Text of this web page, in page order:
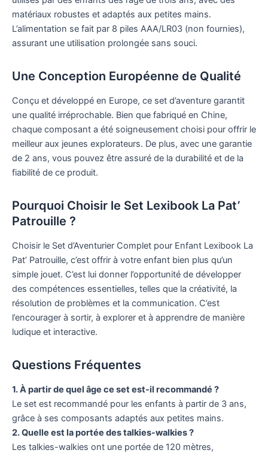
matériaux robustes et adaptés aux petites mains.
L’alimentation se fait par 8 piles AAA/LR03 (non fournies),
assurant une utilisation prolongée sans souci.
Une Conception Européenne de Qualité
Conçu et développé en Europe, ce set d’aventure garantit
une qualité irréprochable. Bien que fabriqué en Chine,
chaque composant a été soigneusement choisi pour offrir le
meilleur aux jeunes explorateurs. De plus, avec une garantie
de 2 ans, vous pouvez être assuré de la durabilité et de la
fiabilité de ce produit.
Pourquoi Choisir le Set Lexibook La Pat’
Patrouille ?
Choisir le Set d’Aventurier Complet pour Enfant Lexibook La
Pat’ Patrouille, c’est offrir à votre enfant bien plus qu’un
simple jouet. C’est lui donner l’opportunité de développer
des compétences essentielles, telles que la créativité, la
résolution de problèmes et la communication. C’est
l’encourager à sortir, à explorer et à apprendre de manière
ludique et interactive.
Questions Fréquentes
1. À partir de quel âge ce set est-il recommandé ?
Le set est recommandé pour les enfants à partir de 3 ans,
grâce à ses composants adaptés aux petites mains.
2. Quelle est la portée des talkies-walkies ?
Les talkies-walkies ont une portée de 120 mètres,